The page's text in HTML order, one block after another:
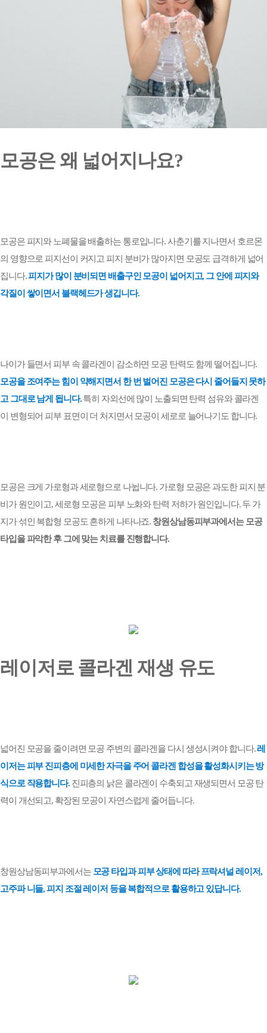
모공은 왜 넓어지나요?
모공은 피지와 노폐물을 배출하는 통로입니다.사춘기를 지나면서 호르몬
의 영향으로 피지선이 커지고 피지 분비가 많아지면 모공도 급격하게 넓어
집니다.피지가 많이 분비되면 배출구인 모공이 넓어지고, 그 안에 피지와
각질이 쌓이면서 블랙헤드가 생깁니다.
나이가 들면서 피부 속 콜라겐이 감소하면 모공 탄력도 함께 떨어집니다.
모공을 조여주는 힘이 약해지면서 한 번 벌어진 모공은 다시 줄어들지 못하
고 그대로 남게 됩니다.특히 자외선에 많이 노출되면 탄력 섬유와 콜라겐
이 변형되어 피부 표면이 더 처지면서 모공이 세로로 늘어나기도 합니다.
모공은 크게 가로형과 세로형으로 나뉩니다. 가로형 모공은 과도한 피지 분
비가 원인이고,세로형 모공은 피부 노화와 탄력 저하가 원인입니다.두 가
지가 섞인 복합형 모공도 흔하게 나타나죠. 창원상남동피부과에서는 모공
타입을 파악한 후 그에 맞는 치료를 진행합니다.
레이저로 콜라겐 재생 유도
넓어진 모공을 줄이려면 모공 주변의 콜라겐을 다시 생성시켜야 합니다.레
이저는 피부 진피층에 미세한 자극을 주어 콜라겐 합성을 활성화시키는 방
식으로 작용합니다. 진피층의 낡은 콜라겐이 수축되고 재생되면서 모공 탄
력이 개선되고, 확장된 모공이 자연스럽게 줄어듭니다.
창원상남동피부과에서는 모공 타입과 피부 상태에 따라 프락셔널 레이저,
고주파 니들,피지 조절 레이저 등을 복합적으로 활용하고 있답니다.